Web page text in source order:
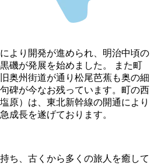
より開発が進められ、明治中頃の
磯が発展を始めました。 また町
奥州街道が通り松尾芭蕉も奥の細
碑が今なお残っています。町の西
原）は、東北新幹線の開通により
成長を遂げております。
ち、古くから多くの旅人を癒して